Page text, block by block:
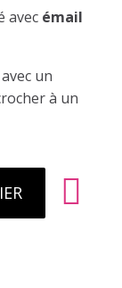
avec émail
avec un
à un